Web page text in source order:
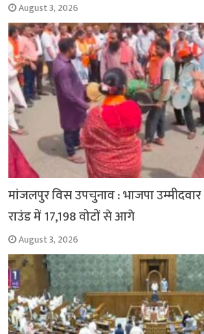
August 3, 2026
मांजलपुर विस उपचुनाव : भाजपा
राउंड में 17,198 वोटों से आगे
August 3, 2026